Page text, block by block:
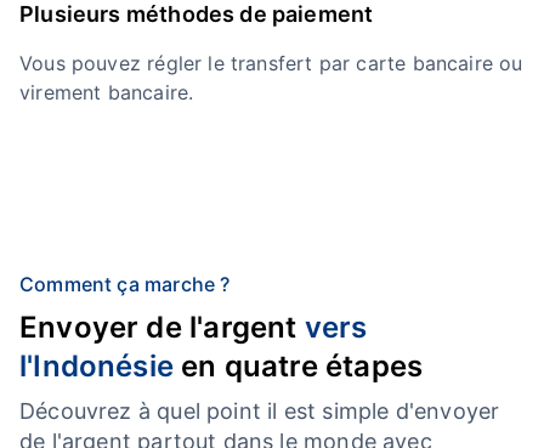
Plusieurs méthodes de paiement
Vous pouvez régler le transfert par carte bancaire ou
virement bancaire.
Comment ça marche ?
Envoyer de l'argent vers
l'Indonésieen quatre étapes
Découvrez à quel point il est simple d'envoyer
de l'argent partout dans le monde avec